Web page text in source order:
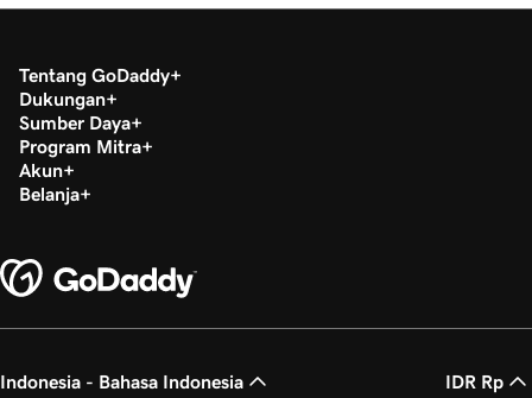
Tentang GoDaddy
Dukungan
Sumber Daya
Program Mitra
Akun
Belanja
Indonesia - Bahasa Indonesia IDR Rp